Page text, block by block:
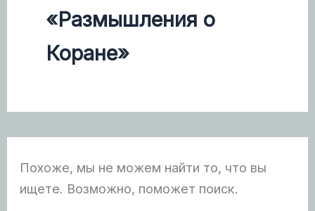
«Размышления о
Коране»
Похоже, мы не можем найти то, что вы
ищете. Возможно, поможет поиск.